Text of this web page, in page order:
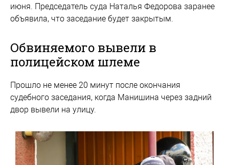
июня. Председатель суда Наталья Федорова заранее
объявила, что заседание будет закрытым.
Обвиняемого вывели в
полицейском шлеме
Прошло не менее 20 минут после окончания
судебного заседания, когда Манишина через задний
двор вывели на улицу.